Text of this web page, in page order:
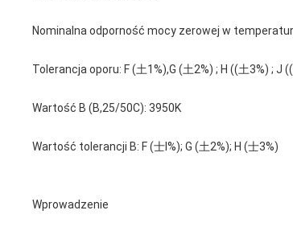
Nominalna odporność mocy zerowej w
Tolerancja oporu: F (土1%),G (土2%) ; H ((土3%) ; J
Wartość B (B,25/50C): 3950K
Wartość tolerancji B: F (士I%); G (土2%); H (士3%)
Wprowadzenie